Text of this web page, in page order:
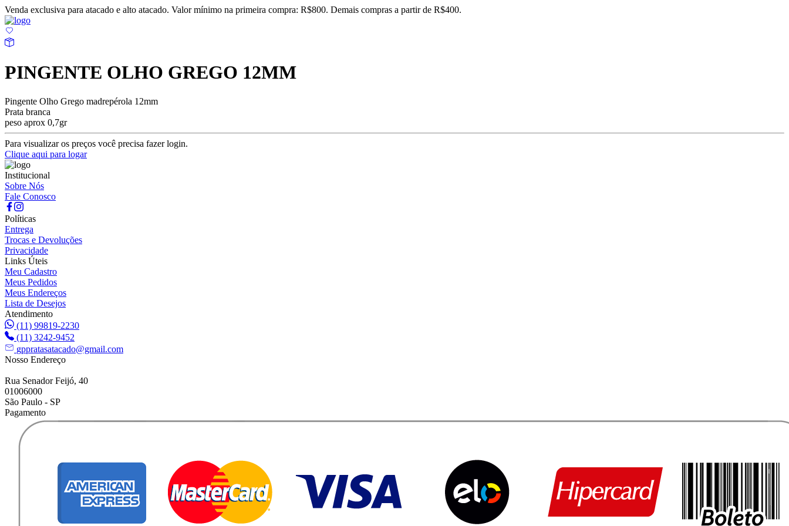
Venda exclusiva para atacado e alto atacado. Valor mínimo na primeira compra: R$800. Demais compras a partir de R$400.
PINGENTE OLHO GREGO 12MM
Pingente Olho Grego madrepérola 12mm
Prata branca
peso aprox 0,7gr
Para visualizar os preços você precisa fazer login.
Clique aqui para logar
Institucional
Sobre Nós
Fale Conosco
Políticas
Entrega
Trocas e Devoluções
Privacidade
Links Úteis
Meu Cadastro
Meus Pedidos
Meus Endereços
Lista de Desejos
Atendimento
(11) 99819-2230
(11) 3242-9452
gppratasatacado@gmail.com
Nosso Endereço
Rua Senador Feijó, 40
01006000
São Paulo - SP
Pagamento